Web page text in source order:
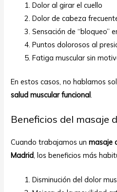
Dolor al girar el cuello
Dolor de cabeza
Sensación de “bloqueo”
Puntos dolorosos al
Fatiga muscular sin
En estos casos, no hablamos
salud muscular funcional.
Beneficios del masaje
Cuando trabajamos unmasaje
Madrid , los beneficios más
Disminución del dolor